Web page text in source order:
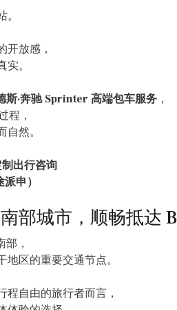
开放感，
。
·奔驰 Sprinter 高端包车服务 ，
程，
然。
出行咨询
申）
部城市，顺畅抵达
，
区的重要交通节点。
程自由的旅行者而言，